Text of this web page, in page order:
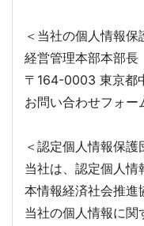
＜当社の個人情報保
経営管理本部本部長
〒164-0003 東京都
お問い合わせフォー
＜認定個人情報保護
当社は、認定個人情
本情報経済社会推進
当社の個人情報に